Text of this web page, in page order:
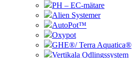
PH – EC-mätare
Alien Systemer
AutoPot™
Oxypot
GHE®/ Terra Aquatica®
Vertikala Odlingssystem